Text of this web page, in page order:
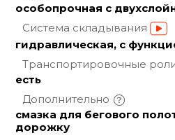
особопрочная с
Система складывания
гидравлическая, с
Транспортировочные
есть
Дополнительно
смазка для бегового
дорожку